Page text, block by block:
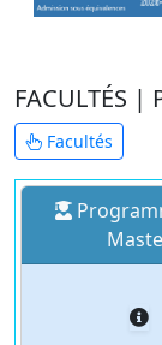
FACULTÉS |
Facultés